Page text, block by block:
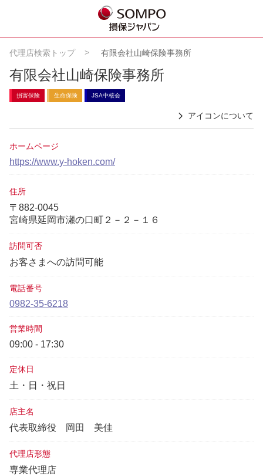
代理店検索トップ 有限会社山崎保険事務所
有限会社山崎保険事務所
損害保険 生命保険 JSA中核会
アイコンについて
ホームページ
https://www.y-hoken.com/
住所
〒882-0045
宮崎県延岡市瀬の口町２－２－１６
訪問可否
お客さまへの訪問可能
電話番号
0982-35-6218
営業時間
09:00 - 17:30
定休日
土・日・祝日
店主名
代表取締役 岡田 美佳
代理店形態
専業代理店